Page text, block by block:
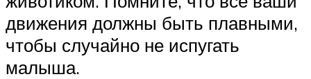
движения должны быть плавными,
чтобы случайно не испугать
малыша.